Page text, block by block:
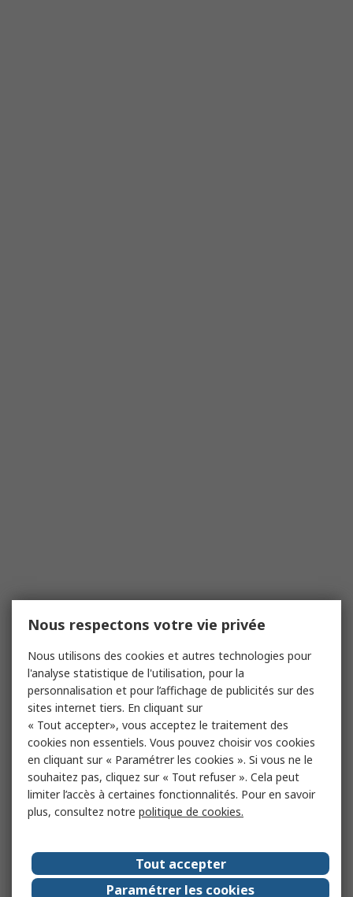
Nous respectons votre vie privée
Nous utilisons des cookies et autres technologies pour
l'analyse statistique de l'utilisation, pour la
personnalisation et pour l’affichage de publicités sur des
sites internet tiers. En cliquant sur
« Tout accepter», vous acceptez le traitement des
cookies non essentiels. Vous pouvez choisir vos cookies
en cliquant sur « Paramétrer les cookies ». Si vous ne le
souhaitez pas, cliquez sur « Tout refuser ». Cela peut
limiter l’accès à certaines fonctionnalités. Pour en savoir
plus, consultez notre politique de cookies.
Tout accepter
Paramétrer les cookies